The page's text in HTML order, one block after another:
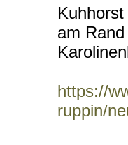
am
https://
ruppin/